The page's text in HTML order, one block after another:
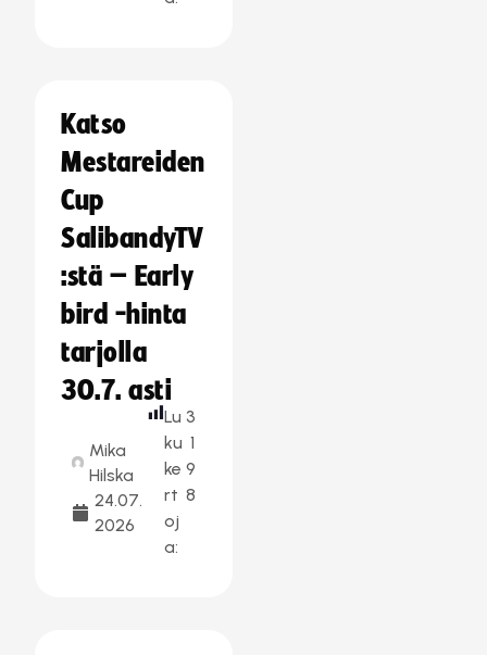
Katso
Mestareiden
Cup
SalibandyTV
:stä – Early
bird -hinta
tarjolla
30.7. asti
Mika
Hilska
24.07.
2026
Lu
ku
ke
rt
oj
a:
3
1
9
8